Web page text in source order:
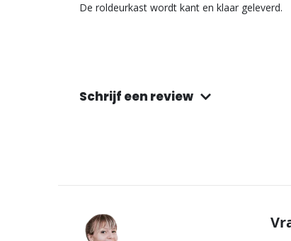
De roldeurkast wordt kant en klaar geleverd.
Schrijf een review